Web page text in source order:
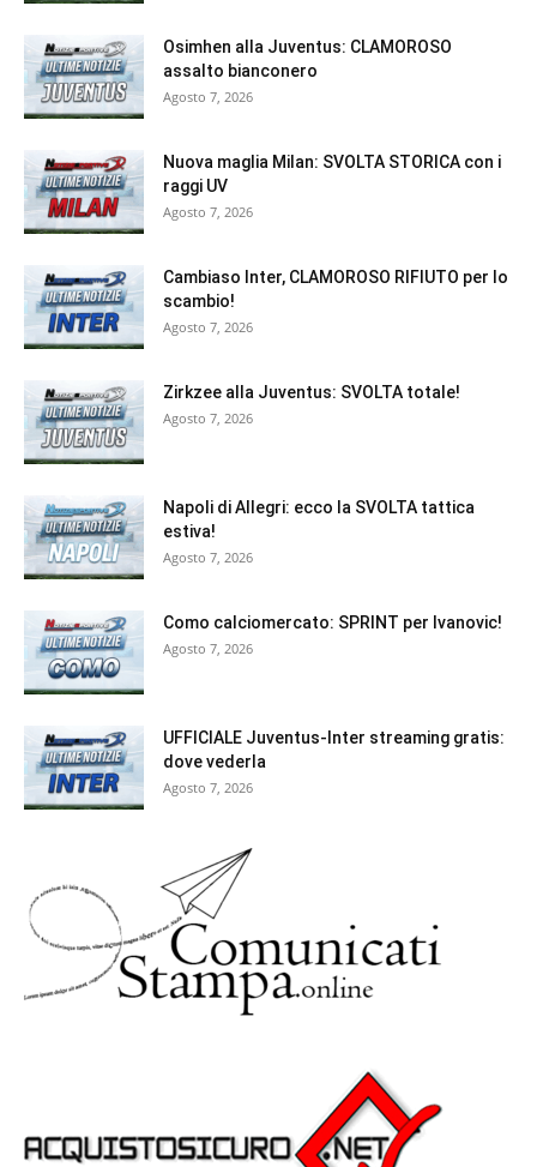
Osimhen alla Juventus: CLAMOROSO
assalto bianconero
Agosto 7, 2026
Nuova maglia Milan: SVOLTA STORICA con i
raggi UV
Agosto 7, 2026
Cambiaso Inter, CLAMOROSO RIFIUTO per lo
scambio!
Agosto 7, 2026
Zirkzee alla Juventus: SVOLTA totale!
Agosto 7, 2026
Napoli di Allegri: ecco la SVOLTA tattica
estiva!
Agosto 7, 2026
Como calciomercato: SPRINT per Ivanovic!
Agosto 7, 2026
UFFICIALE Juventus-Inter streaming gratis:
dove vederla
Agosto 7, 2026